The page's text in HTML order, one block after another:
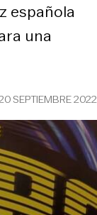
española
una
SEPTIEMBRE 2022